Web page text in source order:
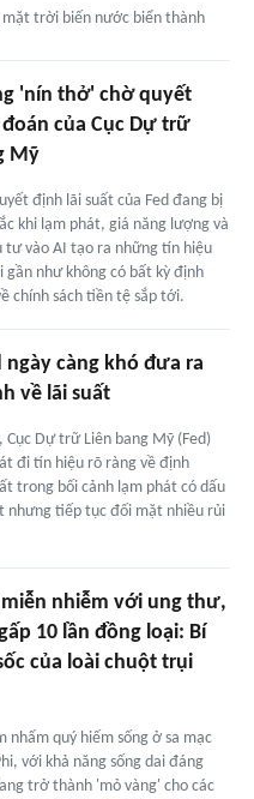
trời biến nước biển thành
'nín thở' chờ quyết
của Cục Dự trữ
Mỹ
định lãi suất của Fed đang bị
khi lạm phát, giá năng lượng và
tư vào AI tạo ra những tín hiệu
gần như không có bất kỳ định
chính sách tiền tệ sắp tới.
ngày càng khó đưa ra
về lãi suất
Cục Dự trữ Liên bang Mỹ (Fed)
đi tín hiệu rõ ràng về định
trong bối cảnh lạm phát có dấu
nhưng tiếp tục đối mặt nhiều rủi
nhiễm với ung thư,
10 lần đồng loại: Bí
của loài chuột trụi
nhấm quý hiếm sống ở sa mạc
với khả năng sống dai đáng
trở thành 'mỏ vàng' cho các